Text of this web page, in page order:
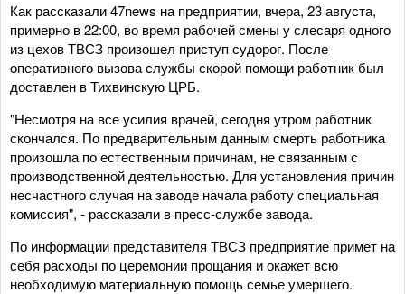
Как рассказали 47news на предприятии, вчера, 23 августа,
примерно в 22:00, во время рабочей смены у слесаря одного
из цехов ТВСЗ произошел приступ судорог. После
оперативного вызова службы скорой помощи работник был
доставлен в Тихвинскую ЦРБ.
"Несмотря на все усилия врачей, сегодня утром работник
скончался. По предварительным данным смерть работника
произошла по естественным причинам, не связанным с
производственной деятельностью. Для установления причин
несчастного случая на заводе начала работу специальная
комиссия", - рассказали в пресс-службе завода.
По информации представителя ТВСЗ предприятие примет на
себя расходы по церемонии прощания и окажет всю
необходимую материальную помощь семье умершего.